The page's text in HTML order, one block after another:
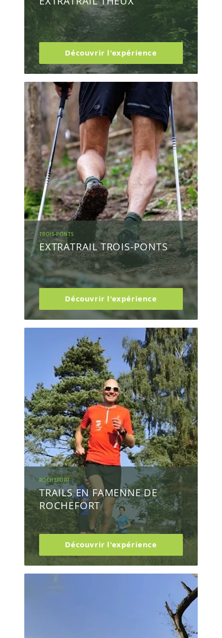
Découvrir l'expérience
TROIS-PONTS
EXTRATRAIL TROIS-PONTS
Découvrir l'expérience
ROCHEFORT
TRAILS EN FAMENNE DE
ROCHEFORT
Découvrir l'expérience